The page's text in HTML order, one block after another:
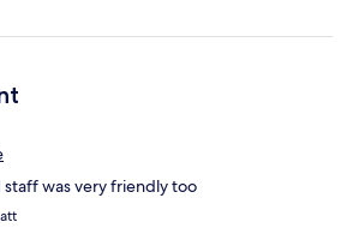
staff was very friendly too